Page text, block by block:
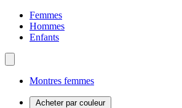
Femmes
Hommes
Enfants
Montres femmes
Acheter par couleur